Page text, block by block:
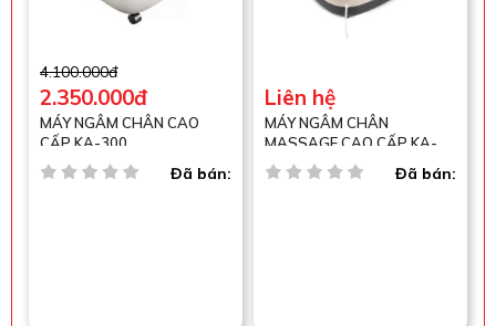
4.100.000đ
2.350.000đ
MÁY NGÂM CHÂN CAO
CẤP KA-300
Đã bán:
Liên hệ
MÁY NGÂM CHÂN
MASSAGE CAO CẤP KA-
250
Đã bán: